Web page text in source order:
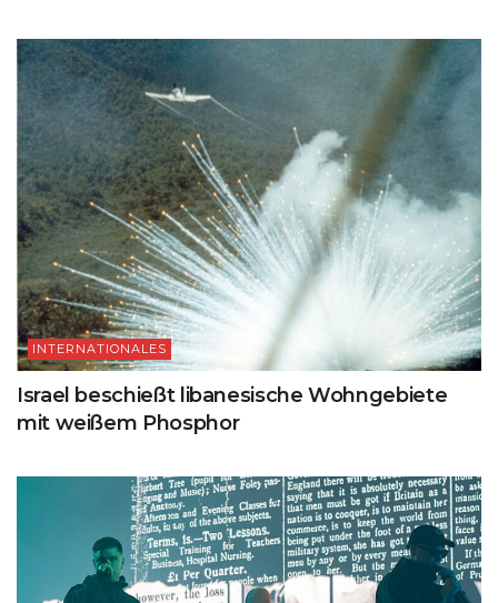
INTERNATIONALES
Israel beschießt libanesische Wohngebiete
mit weißem Phosphor